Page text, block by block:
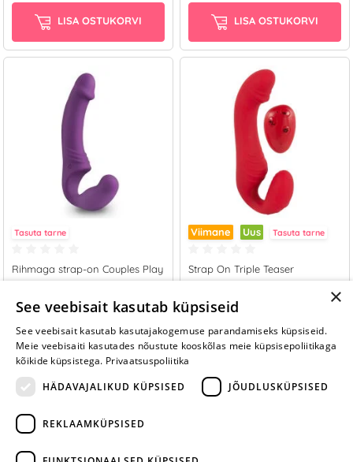
LISA OSTUKORVI LISA OSTUKORVI
Tasuta tarne
Rihmaga strap-on Couples Play
89.95 €
LISA OSTUKORVI
Viimane Uus Tasuta tarne
Strap On Triple Teaser
89.95 €
LISA OSTUKORVI
×
See veebisait kasutab küpsiseid
See veebisait kasutab kasutajakogemuse parandamiseks küpsiseid.
Meie veebisaiti kasutades nõustute kooskõlas meie küpsisepoliitikaga
kõikide küpsistega. Privaatsuspoliitika
HÄDAVAJALIKUD KÜPSISED
JÕUDLUSKÜPSISED
REKLAAMKÜPSISED